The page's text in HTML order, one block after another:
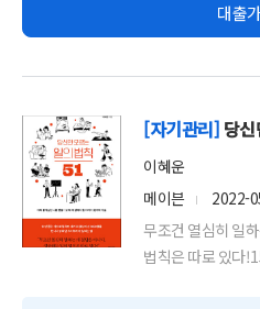
대출
[자기관리] 당
이혜운
메이븐
2022-
무조건 열심히 일
법칙은 따로 있다